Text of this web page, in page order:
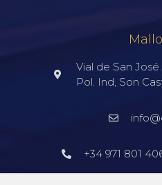
Vial de San
Pol. Ind, Son
+34 971 801